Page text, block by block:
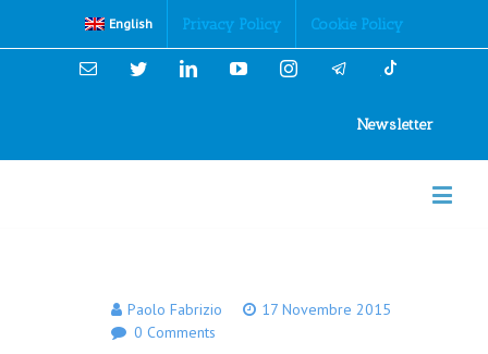
English Privacy Policy Cookie Policy
Email TwitterLinkedinYouTubeInstagram
Newsletter
Paolo Fabrizio
17 Novembre 2015
0 Comments
Cookies Policy